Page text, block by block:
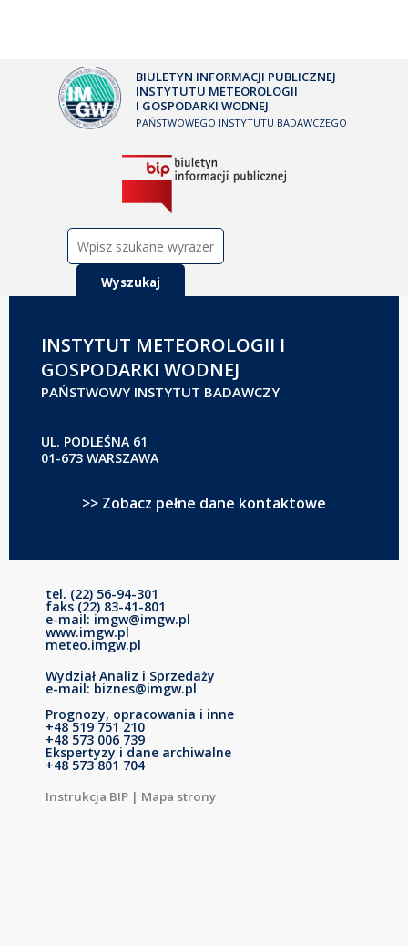
BIULETYN INFORMACJI PUBLICZNEJ
INSTYTUTU METEOROLOGII
I GOSPODARKI WODNEJ
PAŃSTWOWEGO INSTYTUTU BADAWCZEGO
INSTYTUT METEOROLOGII I
GOSPODARKI WODNEJ
PAŃSTWOWY INSTYTUT BADAWCZY
UL. PODLEŚNA 61
01-673 WARSZAWA
>> Zobacz pełne dane kontaktowe
tel. (22) 56-94-301
faks (22) 83-41-801
e-mail: imgw@imgw.pl
www.imgw.pl
meteo.imgw.pl
Wydział Analiz i Sprzedaży
e-mail: biznes@imgw.pl
Prognozy, opracowania i inne
+48 519 751 210
+48 573 006 739
Ekspertyzy i dane archiwalne
+48 573 801 704
Instrukcja BIP | Mapa strony